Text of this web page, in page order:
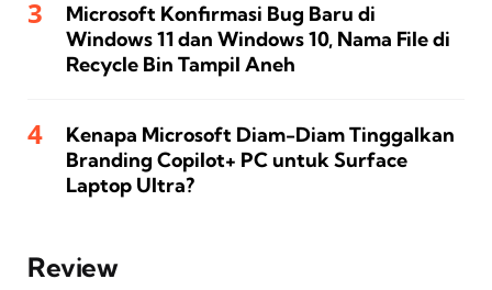
Microsoft Konfirmasi Bug Baru di
Windows 11 dan Windows 10, Nama File di
Recycle Bin Tampil Aneh
Kenapa Microsoft Diam-Diam Tinggalkan
Branding Copilot+ PC untuk Surface
Laptop Ultra?
Review